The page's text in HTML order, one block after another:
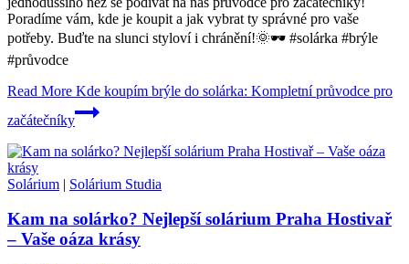
Poradíme vám, kde je koupit a jak vybrat ty správné pro vaše
potřeby. Buďte na slunci styloví i chránění!🌞🕶️ #solárka #brýle
#průvodce
Read More Kde koupím brýle do solárka: Kompletní průvodce pro
začátečníky
Solárium | Solárium Studia
Kam na solárko? Nejlepší solárium Praha Hostivař
– Vaše oáza krásy